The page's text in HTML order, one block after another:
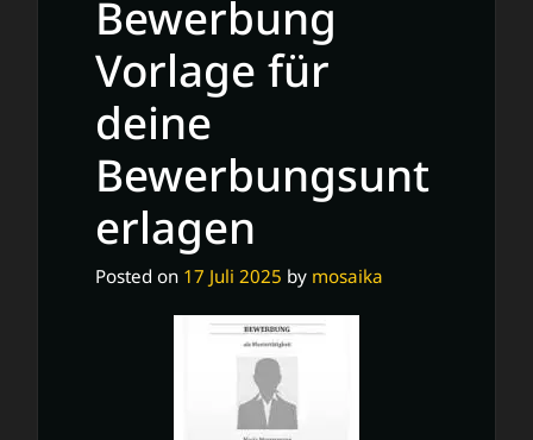
Bewerbung
Vorlage für
deine
Bewerbungsunt
erlagen
Posted on 17 Juli 2025 by mosaika